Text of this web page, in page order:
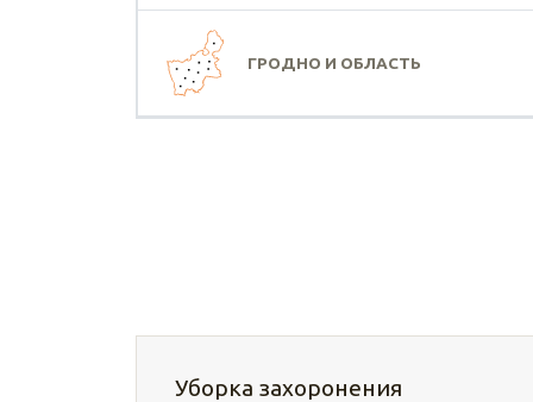
ГРОДНО И ОБЛАСТЬ
Уборка захоронения